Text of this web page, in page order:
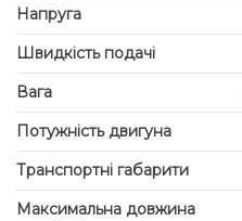
Напруга
Швидкість подачі
Вага
Потужність двигуна
Транспортні габарити
Максимальна довжина